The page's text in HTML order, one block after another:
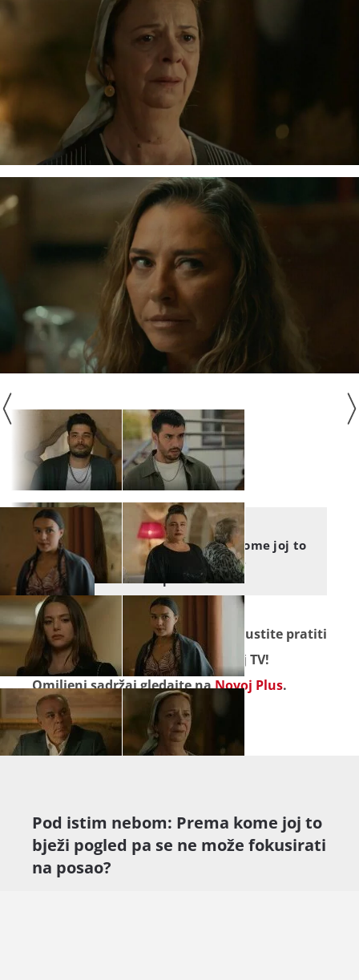
POD ISTIM NEBOM
Pod istim nebom: Prema kome joj to
bježi pogled pa se ne može
fokusirati na posao?
Seriju " Pod istim nebom" ne propustite pratiti
od ponedjeljka do petka na Novoj TV!
Omiljeni sadržaj gledajte naNovoj Plus.
Pod istim nebom: Prema kome joj to
bježi pogled pa se ne može fokusirati
na posao?